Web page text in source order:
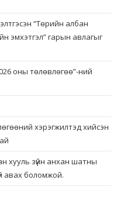
“Төрийн албан
эмхэтгэл” гарын авлагыг
оны төлөвлөгөө”-ний
хэрэгжилтэд хийсэн
хууль зүйн анхан шатны
авах боломжой.